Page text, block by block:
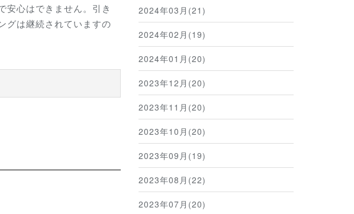
安心はできません。引き
グは継続されていますの
2024年03月(21)
2024年02月(19)
2024年01月(20)
2023年12月(20)
2023年11月(20)
2023年10月(20)
2023年09月(19)
2023年08月(22)
2023年07月(20)